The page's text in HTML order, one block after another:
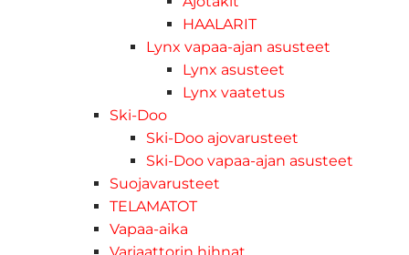
HAALARIT
Lynx vapaa-ajan asusteet
Lynx asusteet
Lynx vaatetus
Ski-Doo
Ski-Doo ajovarusteet
Ski-Doo vapaa-ajan asusteet
Suojavarusteet
TELAMATOT
Vapaa-aika